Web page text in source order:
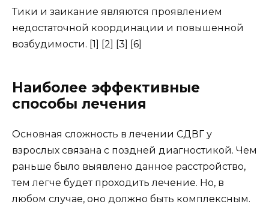
Тики и заикание являются проявлением
недостаточной координации и повышенной
возбудимости. [1] [2] [3] [6]
Наиболее эффективные
способы лечения
Основная сложность в лечении СДВГ у
взрослых связана с поздней диагностикой. Чем
раньше было выявлено данное расстройство,
тем легче будет проходить лечение. Но, в
любом случае, оно должно быть комплексным.